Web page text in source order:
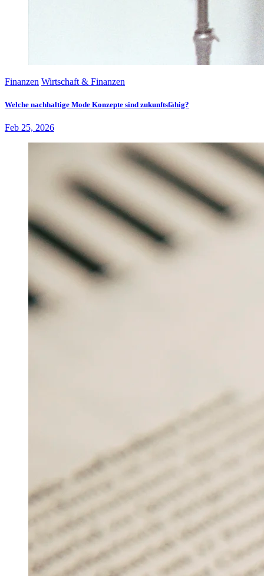
Finanzen Wirtschaft & Finanzen
Welche nachhaltige Mode Konzepte sind zukunftsfähig?
Feb 25, 2026